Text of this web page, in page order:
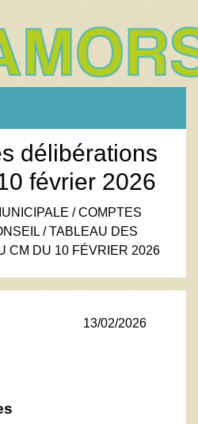
délibérations
février 2026
/COMPTES
/TABLEAU DES
CM DU 10 FÉVRIER 2026
13/02/2026